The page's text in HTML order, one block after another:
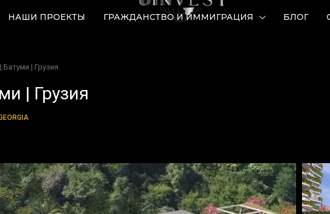
НАШИ ПРОЕКТЫ ГРАЖДАНСТВО И ИММИГРАЦИЯ БЛОГ
| Грузия
| Грузия